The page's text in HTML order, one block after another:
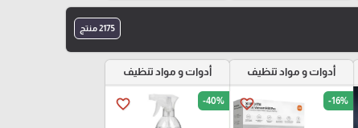
2175 منتج
أدوات و مواد تنظيف
favorite_border -16%
أدوات و مواد تنظيف
favorite_border -40%